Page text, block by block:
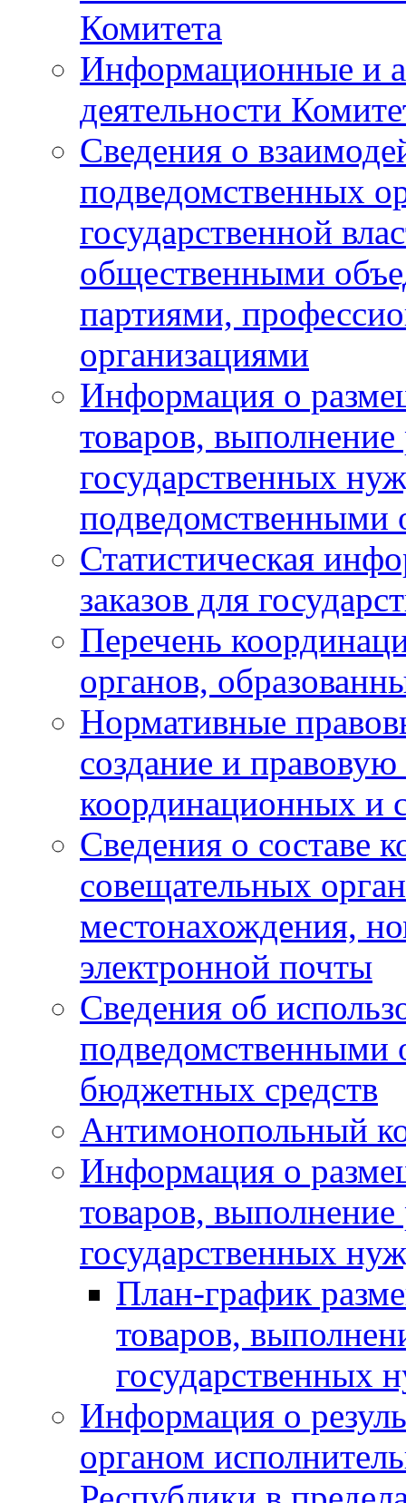
Комитета
Информационные и
деятельности
Сведения о
подведомственных
государственной
общественными
партиями,
организациями
Информация о
товаров, выполнение
государственных
подведомственными
Статистическая
заказов для
Перечень
органов,
Нормативные
создание и
координационных и
Сведения о составе
совещательных
местонахождения,
электронной почты
Сведения об
подведомственными
бюджетных средств
Антимонопольный
Информация о
товаров, выполнение
государственных
План-график
товаров,
государственных
Информация о
органом